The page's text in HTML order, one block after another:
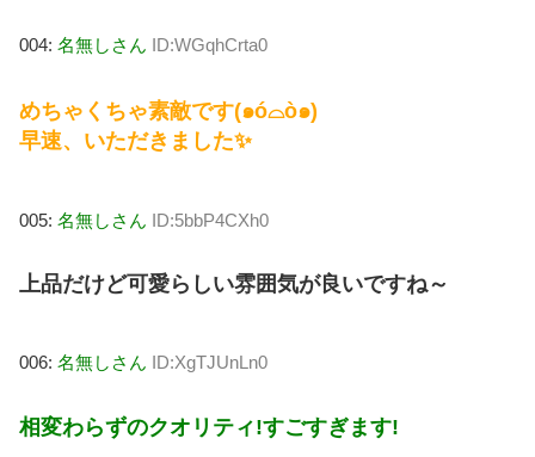
004: 名無しさん ID:WGqhCrta0
めちゃくちゃ素敵です(๑ó⌓ò๑)
早速、いただきました✨
005: 名無しさん ID:5bbP4CXh0
上品だけど可愛らしい雰囲気が良いですね～
006: 名無しさん ID:XgTJUnLn0
相変わらずのクオリティ!すごすぎます!